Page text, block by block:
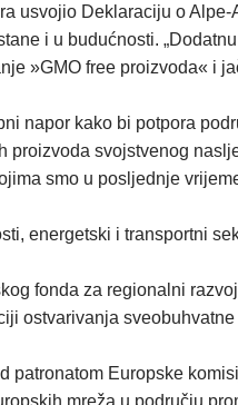
usvojio Deklaraciju o
i u budućnosti.
»GMO free proizvoda« i
napor kako bi potpora
svojstvenog
smo u posljednje
energetski i transportni
fonda za regionalni
ostvarivanja
Europske
mreža u području